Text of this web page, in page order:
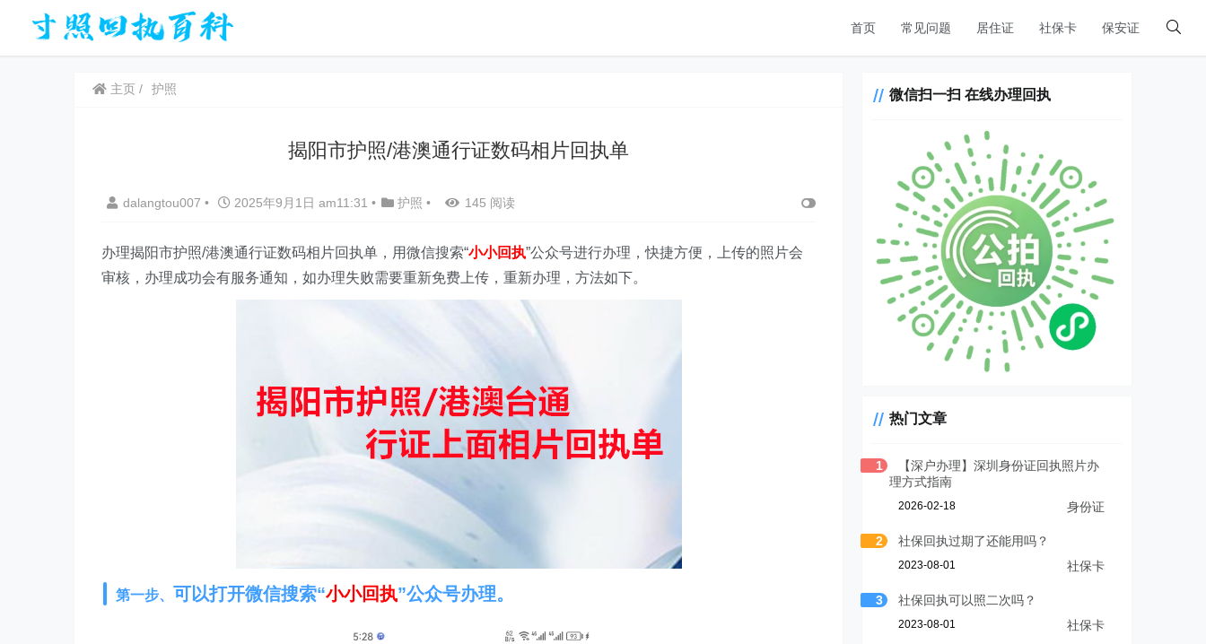
首页 常见问题 居住证 社保卡 保安证
主页 护照
揭阳市护照/港澳通行证数码相片回执单
dalangtou007 • 2025年9月1日 am11:31 • 护照 • 145 阅读
办理揭阳市护照/港澳通行证数码相片回执单，用微信搜索“小小回执”公众号进行办理，快捷方便，上传的照片会
审核，办理成功会有服务通知，如办理失败需要重新免费上传，重新办理，方法如下。
第一步、 可以打开微信搜索“小小回执”公众号办理。
微信扫一扫 在线办理回执
热门文章
1
【深户办理】深圳身份证回执照片办
理方式指南
2026-02-18 身份证
2 社保回执过期了还能用吗？
2023-08-01 社保卡
3 社保回执可以照二次吗？
2023-08-01 社保卡